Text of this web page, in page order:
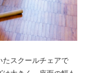
たスクールチェアで